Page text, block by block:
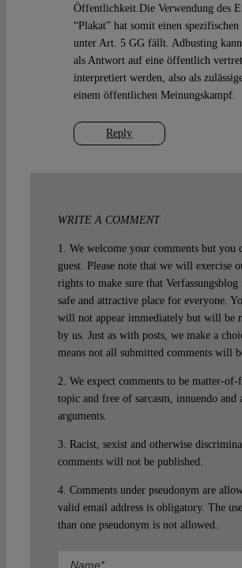
Reply
Öffentlichkeit.Die Verwendung des
“Plakat” hat somit einen
unter Art. 5 GG fällt. Adbusting kann
als Antwort auf eine öffentlich
interpretiert werden, also als
einem öffentlichen Meinungskampf.
WRITE A COMMENT
1. We welcome your comments but you
guest. Please note that we will exercise
rights to make sure that Verfassungsblog
safe and attractive place for everyone.
will not appear immediately but will be
by us. Just as with posts, we make a
means not all submitted comments will
2. We expect comments to be matter-of-
topic and free of sarcasm, innuendo and
arguments.
3. Racist, sexist and otherwise
comments will not be published.
4. Comments under pseudonym are
valid email address is obligatory. The
than one pseudonym is not allowed.